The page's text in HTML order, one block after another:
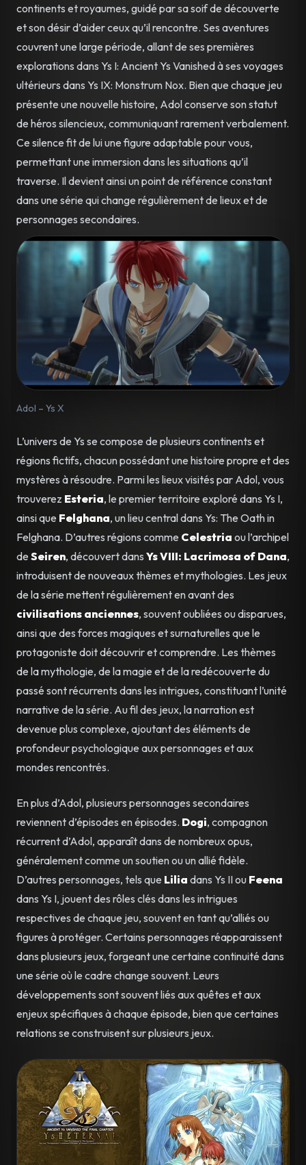
continents et royaumes, guidé par sa soif de découverte
et son désir d’aider ceux qu’il rencontre. Ses aventures
couvrent une large période, allant de ses premières
explorations dans Ys I: Ancient Ys Vanished à ses voyages
ultérieurs dans Ys IX: Monstrum Nox. Bien que chaque jeu
présente une nouvelle histoire, Adol conserve son statut
de héros silencieux, communiquant rarement verbalement.
Ce silence fit de lui une figure adaptable pour vous,
permettant une immersion dans les situations qu’il
traverse. Il devient ainsi un point de référence constant
dans une série qui change régulièrement de lieux et de
personnages secondaires.
Adol – Ys X
L’univers de Ys se compose de plusieurs continents et
régions fictifs, chacun possédant une histoire propre et des
mystères à résoudre. Parmi les lieux visités par Adol, vous
trouverez Esteria, le premier territoire exploré dans Ys I,
ainsi que Felghana, un lieu central dans Ys: The Oath in
Felghana. D’autres régions comme Celestria ou l’archipel
de Seiren, découvert dans Ys VIII: Lacrimosa of Dana,
introduisent de nouveaux thèmes et mythologies. Les jeux
de la série mettent régulièrement en avant des
civilisations anciennes, souvent oubliées ou disparues,
ainsi que des forces magiques et surnaturelles que le
protagoniste doit découvrir et comprendre. Les thèmes
de la mythologie, de la magie et de la redécouverte du
passé sont récurrents dans les intrigues, constituant l’unité
narrative de la série. Au fil des jeux, la narration est
devenue plus complexe, ajoutant des éléments de
profondeur psychologique aux personnages et aux
mondes rencontrés.
En plus d’Adol, plusieurs personnages secondaires
reviennent d’épisodes en épisodes. Dogi, compagnon
récurrent d’Adol, apparaît dans de nombreux opus,
généralement comme un soutien ou un allié fidèle.
D’autres personnages, tels que Lilia dans Ys II ou Feena
dans Ys I, jouent des rôles clés dans les intrigues
respectives de chaque jeu, souvent en tant qu’alliés ou
figures à protéger. Certains personnages réapparaissent
dans plusieurs jeux, forgeant une certaine continuité dans
une série où le cadre change souvent. Leurs
développements sont souvent liés aux quêtes et aux
enjeux spécifiques à chaque épisode, bien que certaines
relations se construisent sur plusieurs jeux.